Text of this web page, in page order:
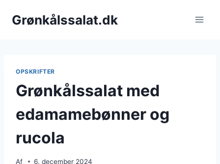
Grønkålssalat.dk
OPSKRIFTER
Grønkålssalat med
edamamebønner og
rucola
Af 6. december 2024